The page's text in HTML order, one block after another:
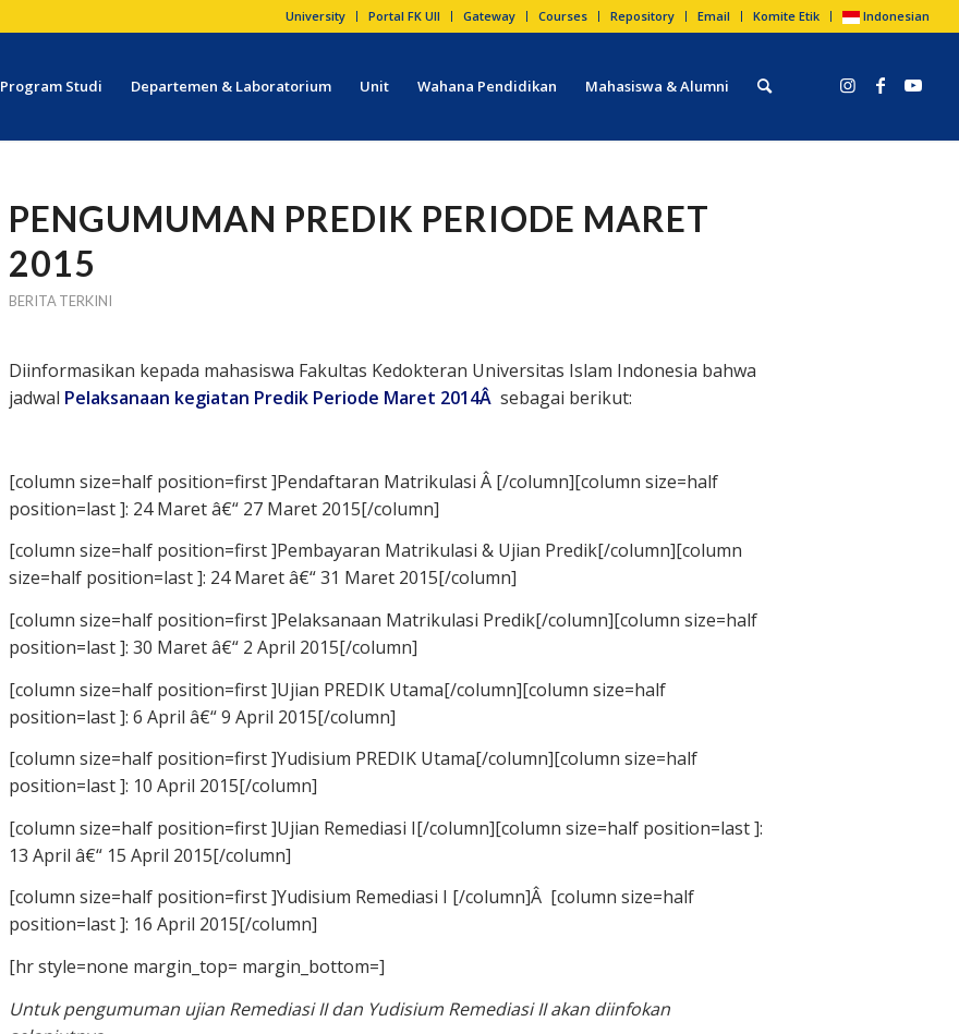
University Portal FK UII Gateway Courses Repository Email Komite Etik Indonesian
Program Studi Departemen & Laboratorium Unit Wahana Pendidikan Mahasiswa & Alumni
PENGUMUMAN PREDIK PERIODE MARET
2015
BERITA TERKINI
Diinformasikan kepada mahasiswa Fakultas Kedokteran Universitas Islam Indonesia bahwa
jadwal Pelaksanaan kegiatan Predik Periode Maret 2014Â sebagai berikut:
[column size=half position=first ]Pendaftaran Matrikulasi Â [/column][column size=half
position=last ]: 24 Maret â€“ 27 Maret 2015[/column]
[column size=half position=first ]Pembayaran Matrikulasi & Ujian Predik[/column][column
size=half position=last ]: 24 Maret â€“ 31 Maret 2015[/column]
[column size=half position=first ]Pelaksanaan Matrikulasi Predik[/column][column size=half
position=last ]: 30 Maret â€“ 2 April 2015[/column]
[column size=half position=first ]Ujian PREDIK Utama[/column][column size=half
position=last ]: 6 April â€“ 9 April 2015[/column]
[column size=half position=first ]Yudisium PREDIK Utama[/column][column size=half
position=last ]: 10 April 2015[/column]
[column size=half position=first ]Ujian Remediasi I[/column][column size=half position=last ]:
13 April â€“ 15 April 2015[/column]
[column size=half position=first ]Yudisium Remediasi I [/column]Â [column size=half
position=last ]: 16 April 2015[/column]
[hr style=none margin_top= margin_bottom=]
Untuk pengumuman ujian Remediasi II dan Yudisium Remediasi II akan diinfokan